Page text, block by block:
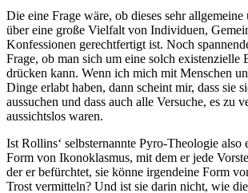
Die eine Frage wäre, ob dieses sehr
über eine große Vielfalt von Individuen,
Konfessionen gerechtfertigt ist. Noch
Frage, ob man sich um eine solch existenzielle
drücken kann. Wenn ich mich mit Menschen
Dinge erlabt haben, dann scheint mir, dass sie
aussuchen und dass auch alle Versuche, es zu
aussichtslos waren.
Ist Rollins‘ selbsternannte Pyro-Theologie also
Form von Ikonoklasmus, mit dem er jede
der er befürchtet, sie könne irgendeine Form
Trost vermitteln? Und ist sie darin nicht, wie